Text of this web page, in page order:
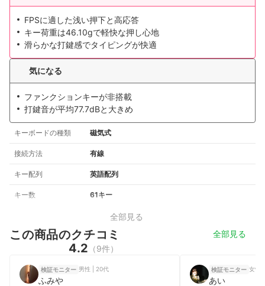
FPSに適した浅い押下と高応答
キー荷重は46.10gで軽快な押し心地
滑らかな打鍵感でタイピングが快適
気になる
ファンクションキーが非搭載
打鍵音が平均77.7dBと大きめ
キーボードの種類 磁気式
接続方法 有線
キー配列 英語配列
キー数 61キー
全部見る
この商品のクチコミ 全部見る
4.2 （9件）
検証モニター 男性 | 20代
ふみや
検証モニター 女性
あい